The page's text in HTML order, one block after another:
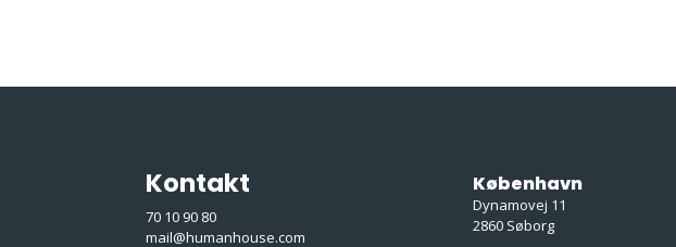
Kontakt
70 10 90 80
mail@humanhouse.com
København
Dynamovej 11
2860 Søborg